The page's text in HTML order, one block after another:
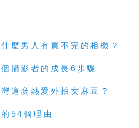
麼男人有買不完的相機？
個攝影者的成長6 步驟
這麼熱愛外拍女麻豆？
54 個理由